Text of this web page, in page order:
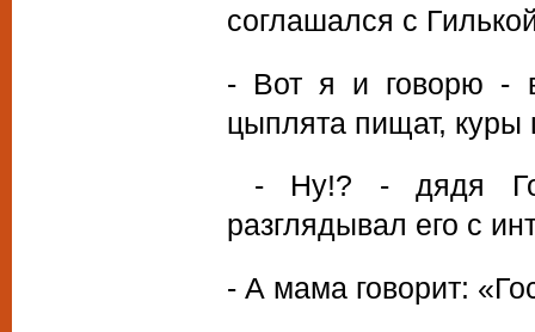
соглашался с
- Вот я и говорю -
цыплята пищат, куры
- Ну!? - дядя
разглядывал его с
- А мама говорит: